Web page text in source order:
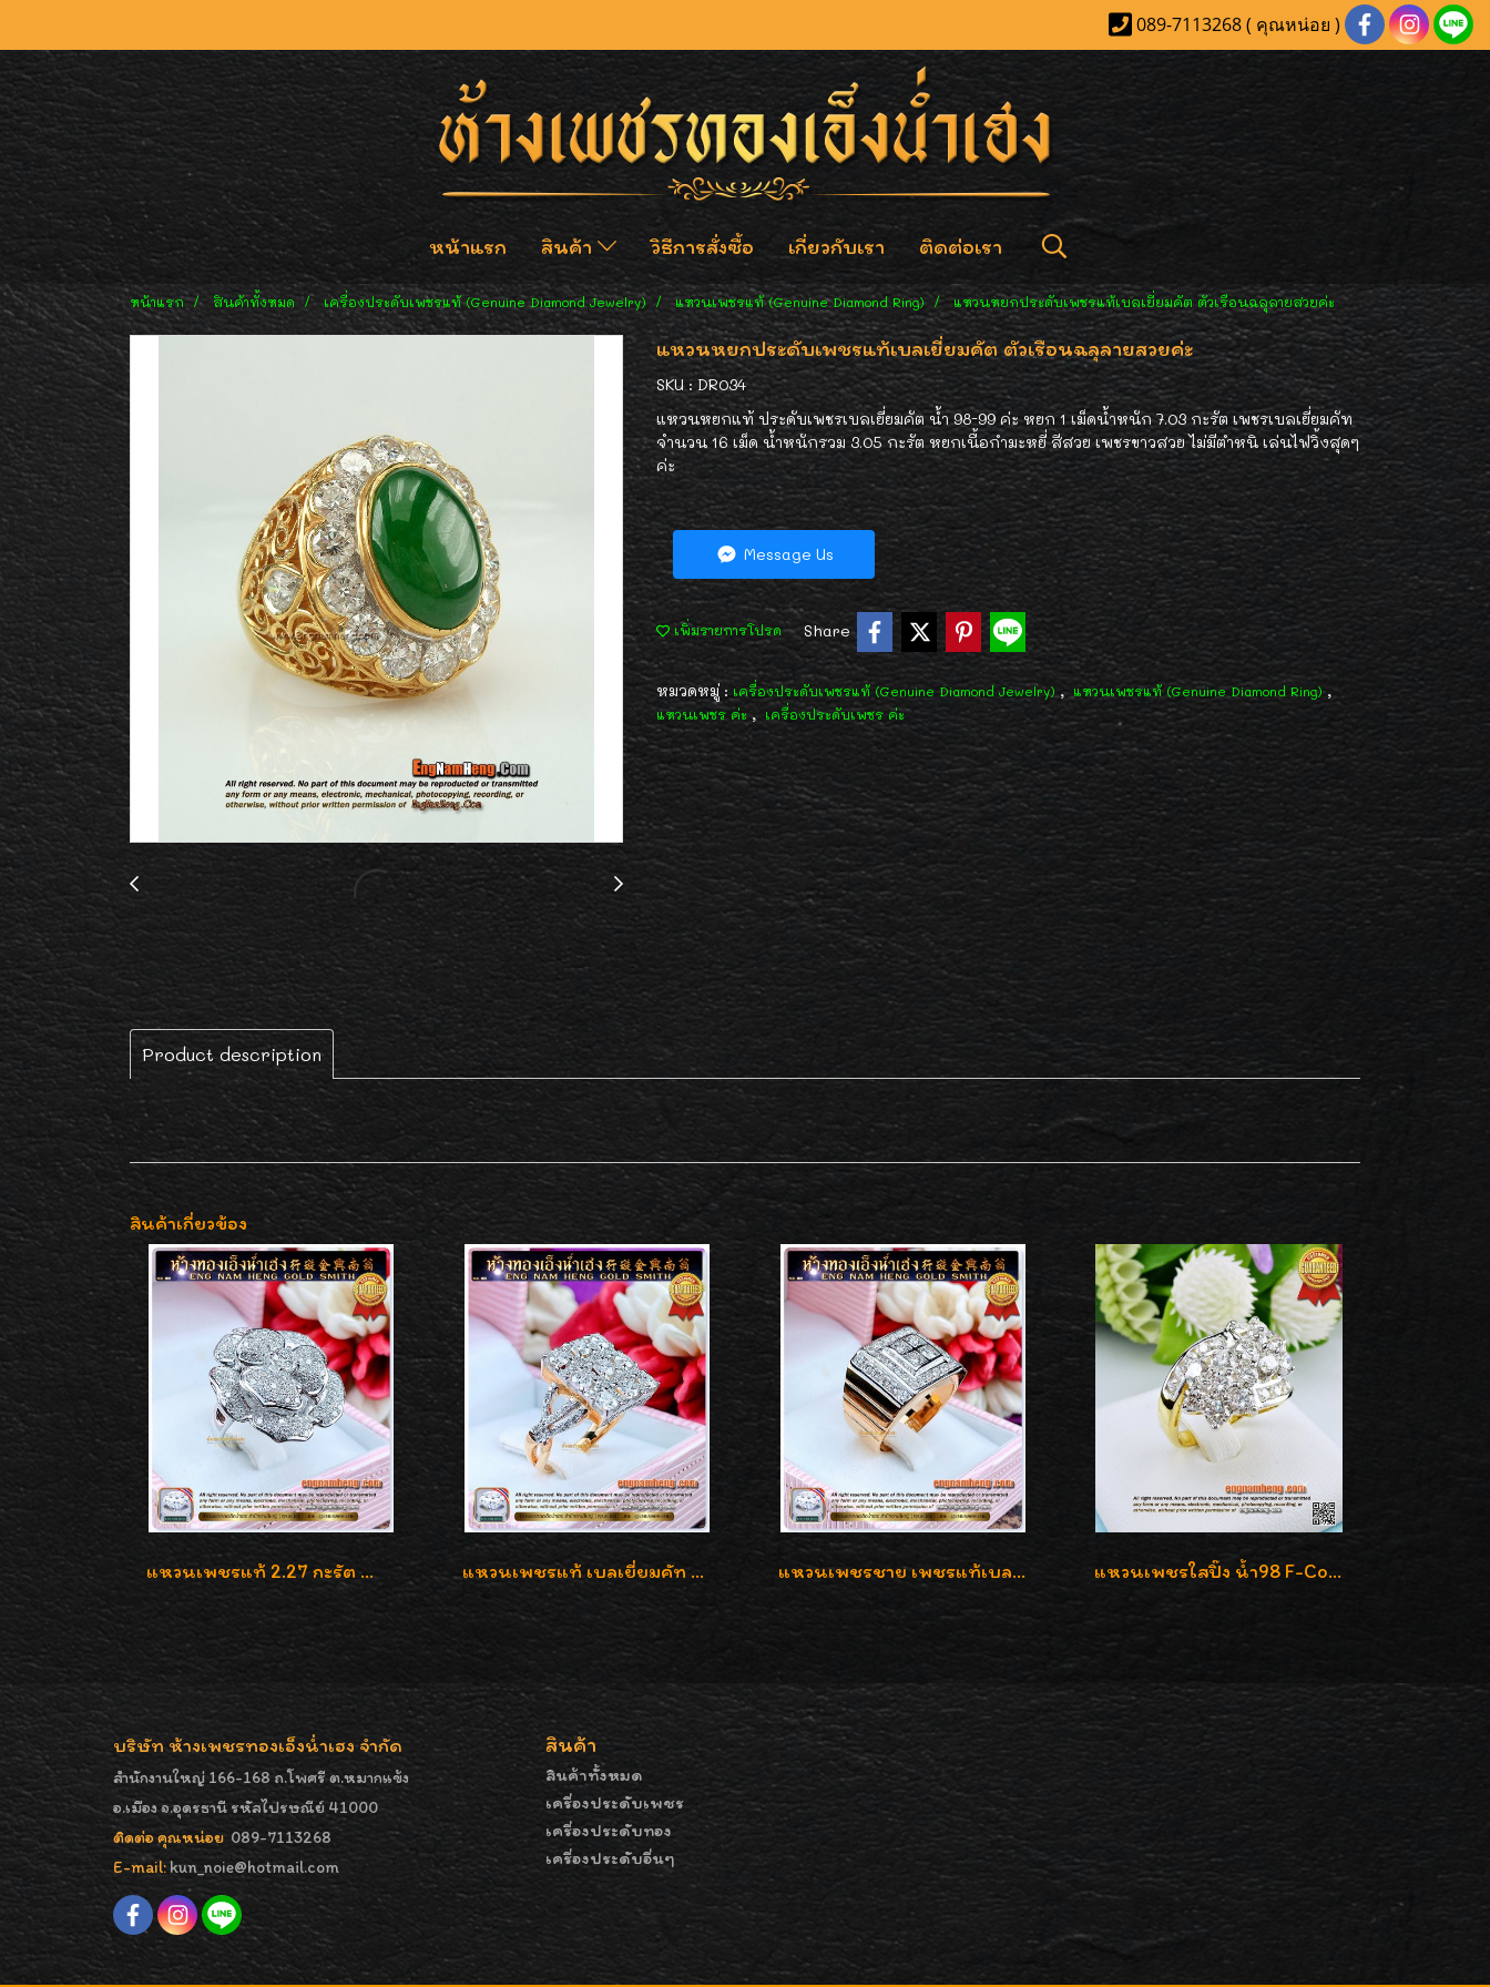
089-7113268 ( คุณหน่อย )
หน้าแรก สินค้า วิธีการสั่งซื้อ เกี่ยวกับเรา ติดต่อเรา
หน้าแรก สินค้าทั้งหมด เครื่องประดับเพชรแท้ (Genuine Diamond Jewelry) แหวนเพชรแท้ (Genuine Diamond Ring) แหวนหยกประดับเพชรแท้เบลเยี่ยมคัต ตัวเรือนฉลุลายสวยค่ะ
แหวนหยกประดับเพชรแท้เบลเยี่ยมคัต ตัวเรือนฉลุลายสวยค่ะ
SKU : DR034
แหวนหยกแท้ ประดับเพชรเบลเยี่ยมคัต น้ำ 98-99 ค่ะ หยก 1 เม็ดน้ำหนัก 7.03 กะรัต เพชรเบลเยี่ยมคัท
จำนวน 16 เม็ด น้ำหนักรวม 3.05 กะรัต หยกเนื้อกำมะหยี่ สีสวย เพชรขาวสวย ไม่มีตำหนิ เล่นไฟวิ้งสุดๆ
ค่ะ
Message Us
เพิ่มรายการโปรด Share
หมวดหมู่ : เครื่องประดับเพชรแท้ (Genuine Diamond Jewelry) , แหวนเพชรแท้ (Genuine Diamond Ring),
แหวนเพชร ค่ะ , เครื่องประดับเพชร ค่ะ
Product description
สินค้าเกี่ยวข้อง
แหวนเพชรแท้ 2.27 กะรัต น้ำ 100% เบลเยี่ยมคัท ลวดลายดอกกุหลาบหรู แหวนเพชรแท้ เบลเยี่ยมคัท 2.39 กะรัต น้ำ 98 F-Color/VVS ดีไซน์หน้ากว้างหรูเต็มนิ้ว แหวนเพชรชาย เพชรแท้เบลเยี่ยมคัท น้ำ100% D-Color/VVS 2.46 กะรัต แหวนเพชรใสปิ๊ง น้ำ98 F-Color/VVS1 น้ำหนักเพชรรวม 2.56 กะรัต ใส่เต็มนิ้วเพชรเป็นน้ำเป็นเนื้อสวยมากๆค่ะ
บริษัท ห้างเพชรทองเอ็งน่ำเฮง จำกัด
สำนักงานใหญ่ 166-168 ถ.โพศรี ต.หมากแข้ง
อ.เมือง จ.อุดรธานี รหัสไปรษณีย์ 41000
ติดต่อ คุณหน่อย 089-7113268
E-mail:kun_noie@hotmail.com
สินค้า
สินค้าทั้งหมด
เครื่องประดับเพชร
เครื่องประดับทอง
เครื่องประดับอื่นๆ